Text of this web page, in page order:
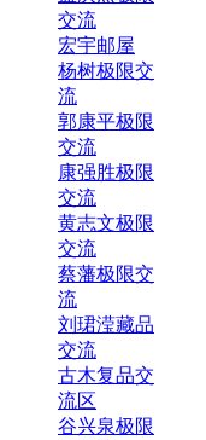
交流
宏宇邮屋
杨树极限交
流
郭康平极限
交流
康强胜极限
交流
黄志文极限
交流
蔡藩极限交
流
刘珺滢藏品
交流
古木复品交
流区
谷兴泉极限